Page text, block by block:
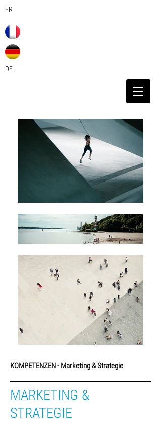
FR
DE
KOMPETENZEN - Marketing & Strategie
MARKETING &
STRATEGIE